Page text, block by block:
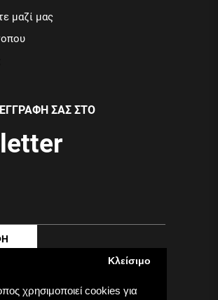
χρησιμοποιεί cookies για
Κλείσιμο
μαζί μας
ΣΑΣ ΣΤΟ